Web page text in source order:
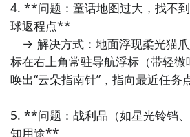
4. **问题：童话地图过大，找不
球返程点**
→ 解决方式：地面浮现柔光猫
标在右上角常驻导航浮标（带轻
唤出“云朵指南针”，指向最近任务
5. **问题：战利品（如星光铃铛
知用途**